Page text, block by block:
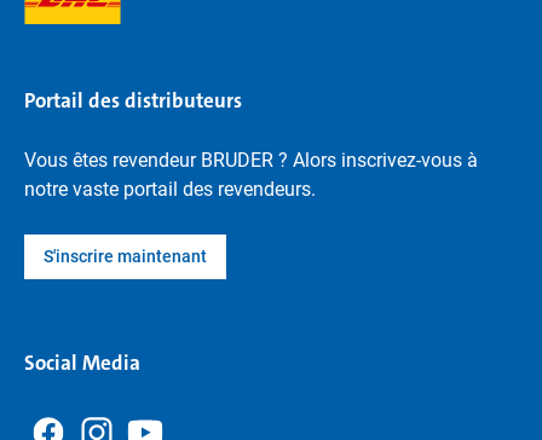
Portail des distributeurs
Vous êtes revendeur BRUDER ? Alors inscrivez-vous à
notre vaste portail des revendeurs.
S'inscrire maintenant
Social Media